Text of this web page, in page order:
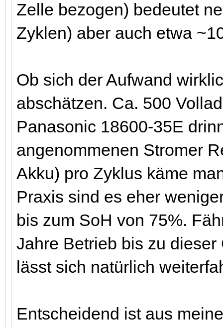
Zelle bezogen) bedeutet
Zyklen) aber auch etwa
Ob sich der Aufwand
abschätzen. Ca. 500
Panasonic 18600-35E
angenommenen Stromer
Akku) pro Zyklus käme
Praxis sind es eher
bis zum SoH von 75%.
Jahre Betrieb bis zu
lässt sich natürlich
Entscheidend ist aus